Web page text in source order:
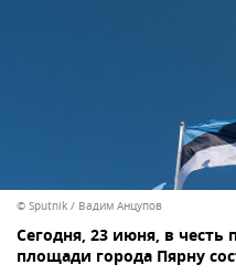
© Sputnik / Вадим Анцупов
Сегодня, 23 июня, в
площади города Пярну